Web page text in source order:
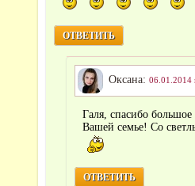
ОТВЕТИТЬ
Оксана: 06.01.2014
Галя, спасибо
Вашей семье! Со
ОТВЕТИТЬ